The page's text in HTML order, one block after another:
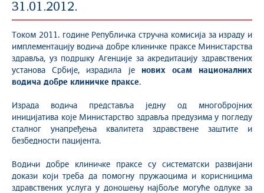
31.01.2012.
Током 2011. године Републичкa стручнa комисијa за израду и
имплементацију водича добре клиничке праксе Министарства
здравља, уз подршку Агенције за акредитацију здравствених
установа Србије, израдила је нових осам националних
водича добре клиничке праксе.
Израда водича представља једну од многобројних
иницијатива које Министарство здравља предузима у погледу
сталног унапређења квалитета здравствене заштите и
безбедности пацијента.
Водичи добре клиничке праксе су систематски развијани
докази који треба да помогну пружаоцима и корисницима
здравствених услуга у доношењу најбоље могуће одлуке за